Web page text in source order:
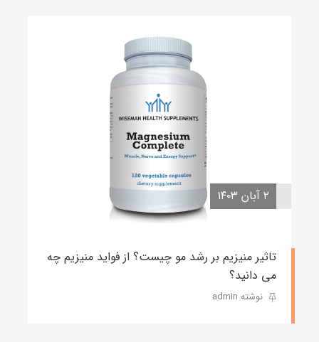
۲ آبان ۱۴۰۳
تاثیر منیزیم بر رشد مو چیست؟ از فواید منیزیم چه
می دانید؟
نوشته admin